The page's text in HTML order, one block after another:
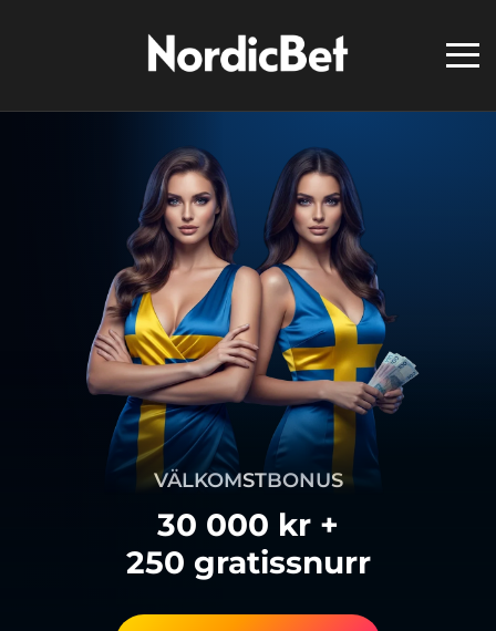
VÄLKOMSTBONUS
30 000 kr +
250 gratissnurr